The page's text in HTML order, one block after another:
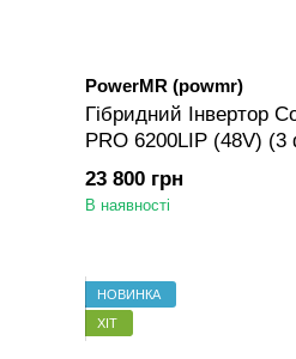
PowerMR (powmr)
Гібридний Інвертор
PRO 6200LIP (48V)
HVM6.2K-48V-LIP,
для LiFePO4, Li-ion
23 800 грн
В наявності
НОВИНКА
ХІТ